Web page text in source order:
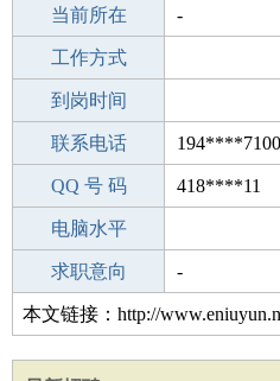
所学专业 -
当前所在 -
工作经验
工作方式
驾 照
到岗时间
期望月薪
联系电话 194****7100
手机号码 194****7100
QQ 号 码 418****11
微信号码
电脑水平
外语水平
求职意向 -
本文链接：http://